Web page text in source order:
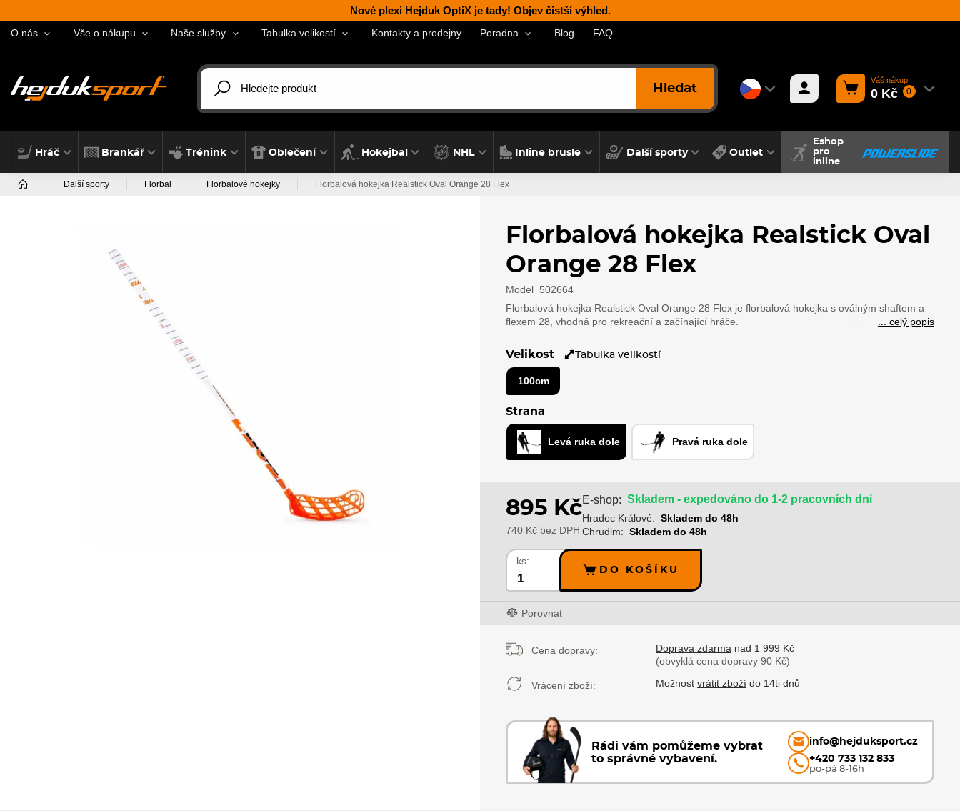
Nové plexi Hejduk OptiX je tady! Objev čistší výhled.
O nás Vše o nákupu Naše služby Tabulka velikostí Kontakty a prodejny Poradna Blog FAQ
Hledat
Váš nákup
0 Kč 0
Hráč Brankář Trénink Oblečení Hokejbal NHL Inline brusle Další sporty Outlet
Eshop
pro
inline
Další sporty Florbal Florbalové hokejky Florbalová hokejka Realstick Oval Orange 28 Flex
Florbalová hokejka Realstick Oval
Orange 28 Flex
Model 502664
Florbalová hokejka Realstick Oval Orange 28 Flex je florbalová hokejka s oválným shaftem a
flexem 28, vhodná pro rekreační a začínající hráče.
... celý popis
Velikost Tabulka velikostí
100cm
Strana
Levá ruka dole Pravá ruka dole
895 Kč
740 Kč bez DPH
E-shop: Skladem - expedováno do 1-2 pracovních dní
Hradec Králové: Skladem do 48h
Chrudim: Skladem do 48h
ks:
DO KOŠÍKU
Porovnat
Cena dopravy: Doprava zdarma nad 1 999 Kč
(obvyklá cena dopravy 90 Kč)
Vrácení zboží: Možnostvrátit zboží do 14ti dnů
Rádi vám pomůžeme vybrat
to správné vybavení.
info@hejduksport.cz
+420 733 132 833
po-pá 8-16h